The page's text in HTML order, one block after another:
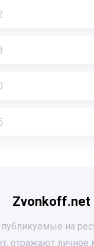
Zvonkoff.net
на
отражают личное